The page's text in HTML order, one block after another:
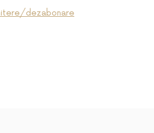
dezabonare